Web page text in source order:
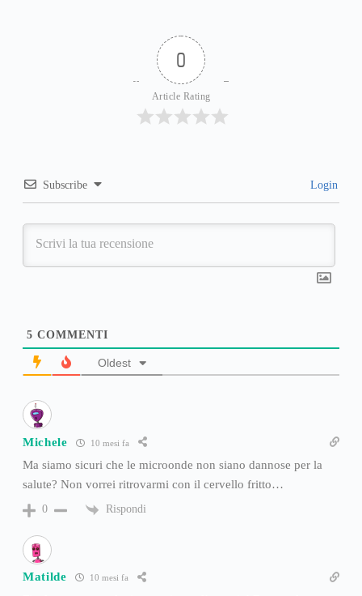
0
Article Rating
Subscribe Login
5 COMMENTI
Oldest
Michele 10 mesi fa
Ma siamo sicuri che le microonde non siano dannose per la
salute? Non vorrei ritrovarmi con il cervello fritto…
0 Rispondi
Matilde 10 mesi fa